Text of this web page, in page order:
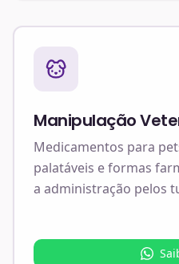
Manipulação
Medicamentos para
palatáveis e formas
a administração pelos